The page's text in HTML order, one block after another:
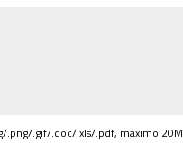
.png/.gif/.doc/.xls/.pdf, máximo 20M